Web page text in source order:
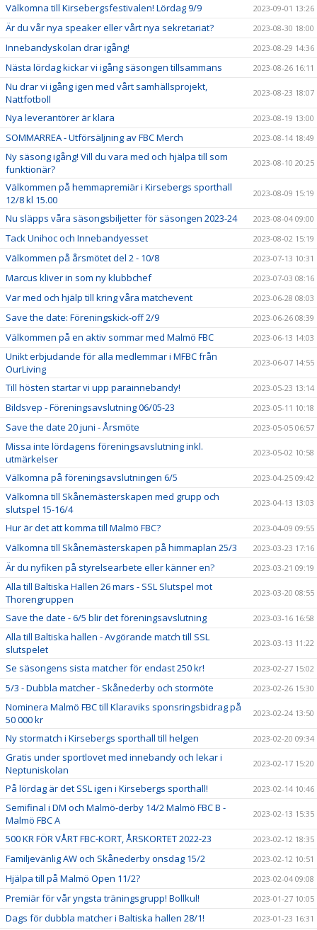
Välkomna till Kirsebergsfestivalen! Lördag 9/9 2023-09-01 13:26
Är du vår nya speaker eller vårt nya sekretariat? 2023-08-30 18:00
Innebandyskolan drar igång! 2023-08-29 14:36
Nästa lördag kickar vi igång säsongen tillsammans 2023-08-26 16:11
Nu drar vi igång igen med vårt samhällsprojekt,
Nattfotboll
2023-08-23 18:07
Nya leverantörer är klara 2023-08-19 13:00
SOMMARREA - Utförsäljning av FBC Merch 2023-08-14 18:49
Ny säsong igång! Vill du vara med och hjälpa till som
funktionär?
2023-08-10 20:25
Välkommen på hemmapremiär i Kirsebergs sporthall
12/8 kl 15.00
2023-08-09 15:19
Nu släpps våra säsongsbiljetter för säsongen 2023-24 2023-08-04 09:00
Tack Unihoc och Innebandyesset 2023-08-02 15:19
Välkommen på årsmötet del 2 - 10/8 2023-07-13 10:31
Marcus kliver in som ny klubbchef 2023-07-03 08:16
Var med och hjälp till kring våra matchevent 2023-06-28 08:03
Save the date: Föreningskick-off 2/9 2023-06-26 08:39
Välkommen på en aktiv sommar med Malmö FBC 2023-06-13 14:03
Unikt erbjudande för alla medlemmar i MFBC från
OurLiving
2023-06-07 14:55
Till hösten startar vi upp parainnebandy! 2023-05-23 13:14
Bildsvep - Föreningsavslutning 06/05-23 2023-05-11 10:18
Save the date 20 juni - Årsmöte 2023-05-05 06:57
Missa inte lördagens föreningsavslutning inkl.
utmärkelser
2023-05-02 10:58
Välkomna på föreningsavslutningen 6/5 2023-04-25 09:42
Välkomna till Skånemästerskapen med grupp och
slutspel 15-16/4
2023-04-13 13:03
Hur är det att komma till Malmö FBC? 2023-04-09 09:55
Välkomna till Skånemästerskapen på himmaplan 25/3 2023-03-23 17:16
Är du nyfiken på styrelsearbete eller känner en? 2023-03-21 09:19
Alla till Baltiska Hallen 26 mars - SSL Slutspel mot
Thorengruppen
2023-03-20 08:55
Save the date - 6/5 blir det föreningsavslutning 2023-03-16 16:58
Alla till Baltiska hallen - Avgörande match till SSL
slutspelet
2023-03-13 11:22
Se säsongens sista matcher för endast 250 kr! 2023-02-27 15:02
5/3 - Dubbla matcher - Skånederby och stormöte 2023-02-26 15:30
Nominera Malmö FBC till Klaraviks sponsringsbidrag på
50 000 kr
2023-02-24 13:50
Ny stormatch i Kirsebergs sporthall till helgen 2023-02-20 09:34
Gratis under sportlovet med innebandy och lekar i
Neptuniskolan
2023-02-17 15:20
På lördag är det SSL igen i Kirsebergs sporthall! 2023-02-14 10:46
Semifinal i DM och Malmö-derby 14/2 Malmö FBC B -
Malmö FBC A
2023-02-13 15:35
500 KR FÖR VÅRT FBC-KORT, ÅRSKORTET 2022-23 2023-02-12 18:35
Familjevänlig AW och Skånederby onsdag 15/2 2023-02-12 10:51
Hjälpa till på Malmö Open 11/2? 2023-02-04 09:08
Premiär för vår yngsta träningsgrupp! Bollkul! 2023-01-27 10:05
Dags för dubbla matcher i Baltiska hallen 28/1! 2023-01-23 16:31